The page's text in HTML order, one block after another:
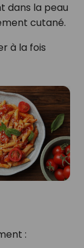
dans la peau
cutané.
à la fois
: